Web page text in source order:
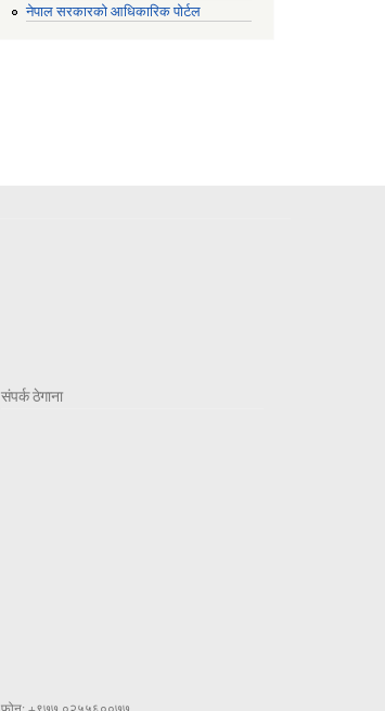
नेपाल सरकारको आधिकारिक पोर्टल
संपर्क ठेगाना